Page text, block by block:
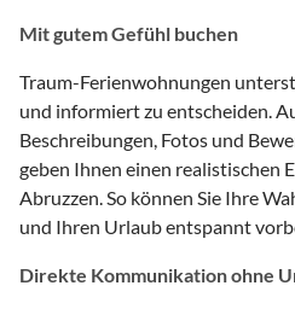
Mit gutem Gefühl buchen
Traum-Ferienwohnungen
und informiert zu entscheiden.
Beschreibungen, Fotos und
geben Ihnen einen realistischen
Abruzzen. So können Sie Ihre
und Ihren Urlaub entspannt
Direkte Kommunikation ohne